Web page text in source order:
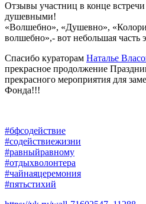
Отзывы участниц в конце
душевными!
«Волшебно», «Душевно»,
волшебно»,- вот небольшая часть
Спасибо кураторам Наталье
прекрасное продолжение
прекрасного мероприятия для
Фонда!!!
#бфсодействие
#содействиежизни
#равныйравному
#отдыхволонтера
#чайнаяцеремония
#пятьстихий